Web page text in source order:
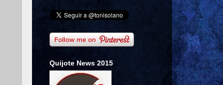
Quijote News 2015